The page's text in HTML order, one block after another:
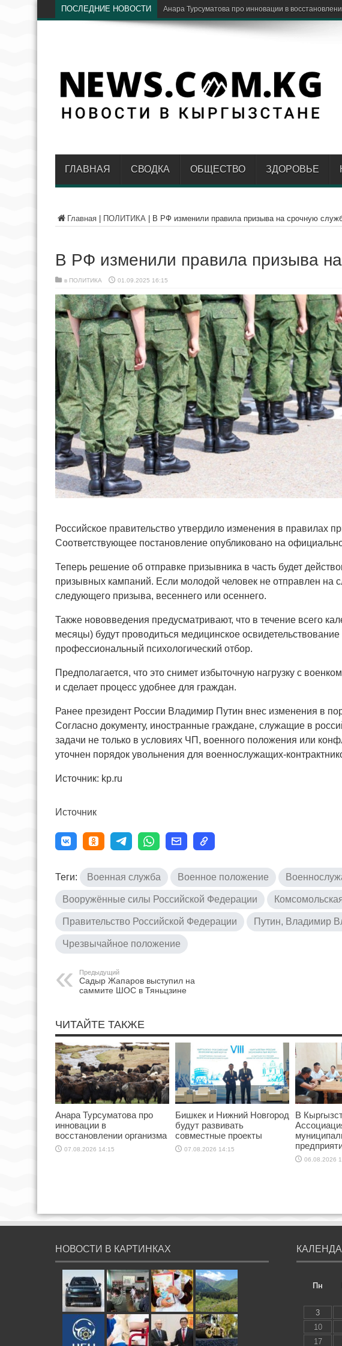
ПОСЛЕДНИЕ НОВОСТИ Анара Турсуматова про инновации в
ГЛАВНАЯ СВОДКА ОБЩЕСТВО ЗДОРОВЬЕ
Главная ПОЛИТИКА В РФ изменили правила призыва на срочную
В РФ изменили правила призыва
в ПОЛИТИКА 01.09.2025 16:15
Российское правительство утвердило изменения в правилах
Соответствующее постановление опубликовано на
Теперь решение об отправке призывника в часть будет
призывных кампаний. Если молодой человек не отправлен на
следующего призыва, весеннего или осеннего.
Также нововведения предусматривают, что в течение всего
месяцы) будут проводиться медицинское
профессиональный психологический отбор.
Предполагается, что это снимет избыточную нагрузку с
и сделает процесс удобнее для граждан.
Ранее президент России Владимир Путин внес изменения в
Согласно документу, иностранные граждане, служащие в
задачи не только в условиях ЧП, военного положения или
уточнен порядок увольнения для военнослужащих-
Источник: kp.ru
Источник
Теги: Военная служба Военное положение
Вооружённые силы Российской Федерации
Правительство Российской Федерации Путин, Владимир
Чрезвычайное положение
Предыдущий
Садыр Жапаров выступил на
саммите ШОС в Тяньцзине
ЧИТАЙТЕ ТАКЖЕ
Анара Турсуматова про
инновации в
восстановлении организма
07.08.2026 14:15
Бишкек и Нижний Новгород
будут развивать
совместные проекты
07.08.2026 14:15
В
06.08.2026
НОВОСТИ В КАРТИНКАХ
Пн
3
10
17